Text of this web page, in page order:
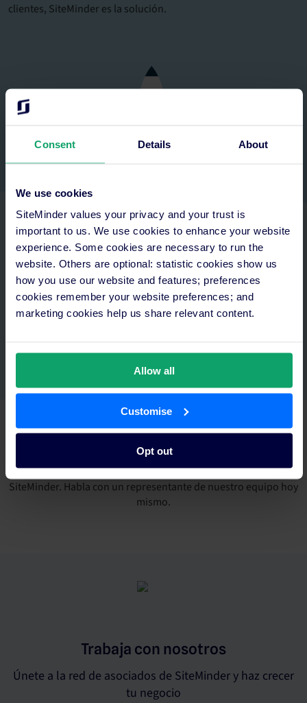
Consent Details About
We use cookies
SiteMinder values your privacy and your trust is
important to us. We use cookies to enhance your website
experience. Some cookies are necessary to run the
website. Others are optional: statistic cookies show us
how you use our website and features; preferences
cookies remember your website preferences; and
marketing cookies help us share relevant content.
Allow all
Customise
Opt out
clientes, SiteMinder es la solución.
Haz que tu negocio crezca con SiteMinder
Únete al ecosistema de tecnología hotelera y de reservas de
SiteMinder. Habla con un representante de nuestro equipo hoy
mismo.
Trabaja con nosotros
Únete a la red de asociados de SiteMinder y haz crecer
tu negocio